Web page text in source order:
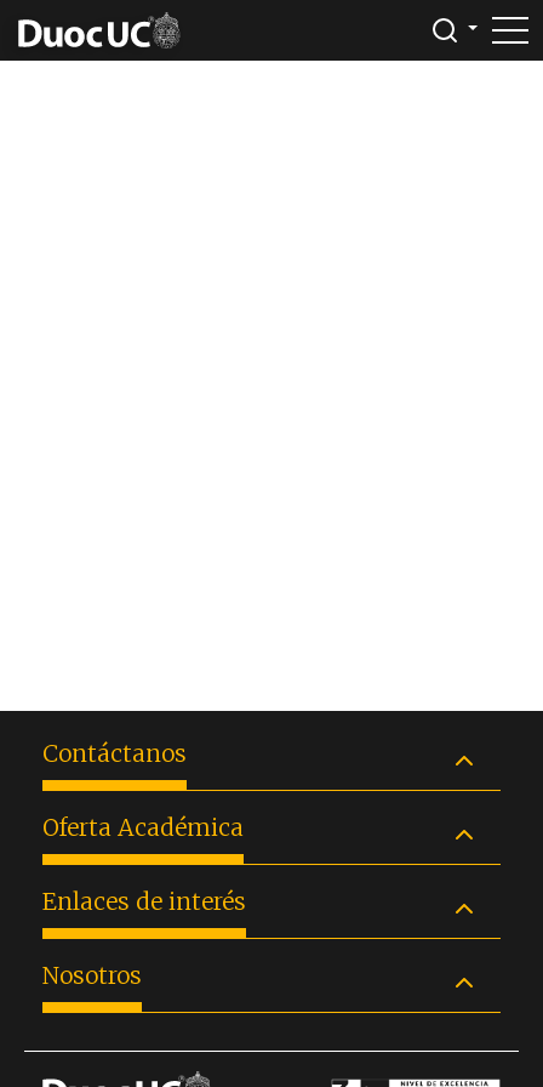
Contáctanos
Oferta Académica
Enlaces de interés
Nosotros